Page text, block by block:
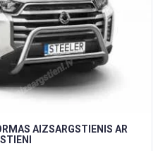
AIZSARGSTIENIS AR